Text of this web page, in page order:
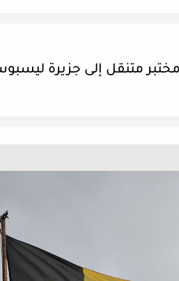
متنقل إلى جزيرة